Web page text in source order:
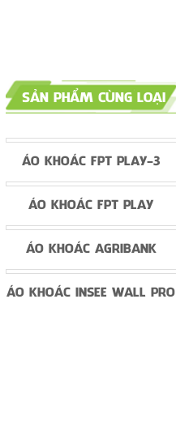
SẢN PHẨM CÙNG LOẠI
ÁO KHOÁC FPT PLAY-3
ÁO KHOÁC FPT PLAY
ÁO KHOÁC AGRIBANK
ÁO KHOÁC INSEE WALL PRO